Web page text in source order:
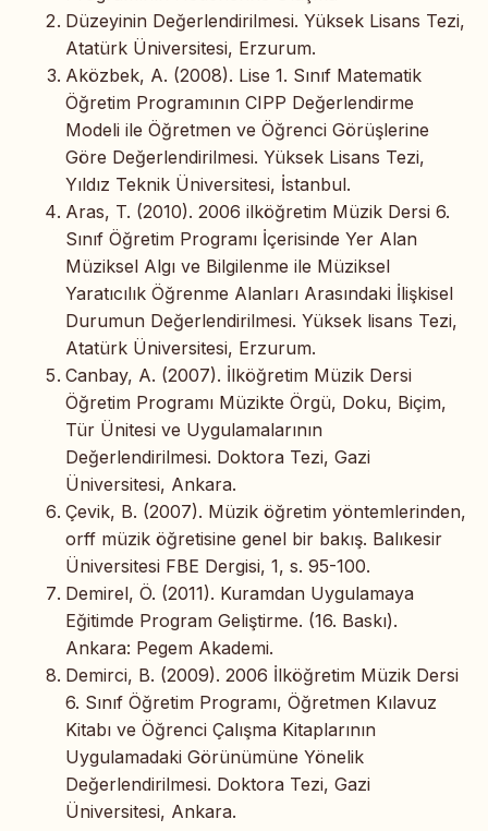
Düzeyinin Değerlendirilmesi. Yüksek Lisans Tezi,
Atatürk Üniversitesi, Erzurum.
Aközbek, A. (2008). Lise 1. Sınıf Matematik
Öğretim Programının CIPP Değerlendirme
Modeli ile Öğretmen ve Öğrenci Görüşlerine
Göre Değerlendirilmesi. Yüksek Lisans Tezi,
Yıldız Teknik Üniversitesi, İstanbul.
Aras, T. (2010). 2006 ilköğretim Müzik Dersi 6.
Sınıf Öğretim Programı İçerisinde Yer Alan
Müziksel Algı ve Bilgilenme ile Müziksel
Yaratıcılık Öğrenme Alanları Arasındaki İlişkisel
Durumun Değerlendirilmesi. Yüksek lisans Tezi,
Atatürk Üniversitesi, Erzurum.
Canbay, A. (2007). İlköğretim Müzik Dersi
Öğretim Programı Müzikte Örgü, Doku, Biçim,
Tür Ünitesi ve Uygulamalarının
Değerlendirilmesi. Doktora Tezi, Gazi
Üniversitesi, Ankara.
Çevik, B. (2007). Müzik öğretim yöntemlerinden,
orff müzik öğretisine genel bir bakış. Balıkesir
Üniversitesi FBE Dergisi, 1, s. 95-100.
Demirel, Ö. (2011). Kuramdan Uygulamaya
Eğitimde Program Geliştirme. (16. Baskı).
Ankara: Pegem Akademi.
Demirci, B. (2009). 2006 İlköğretim Müzik Dersi
6. Sınıf Öğretim Programı, Öğretmen Kılavuz
Kitabı ve Öğrenci Çalışma Kitaplarının
Uygulamadaki Görünümüne Yönelik
Değerlendirilmesi. Doktora Tezi, Gazi
Üniversitesi, Ankara.